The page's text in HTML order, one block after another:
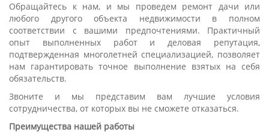
Обращайтесь к нам, и мы проведем ремонт дачи или
любого другого объекта недвижимости в полном
соответствии с вашими предпочтениями. Практичный
опыт выполненных работ и деловая репутация,
подтвержденная многолетней специализацией, позволяет
нам гарантировать точное выполнение взятых на себя
обязательств.
Звоните и мы представим вам лучшие условия
сотрудничества, от которых вы не сможете отказаться.
Преимущества нашей работы